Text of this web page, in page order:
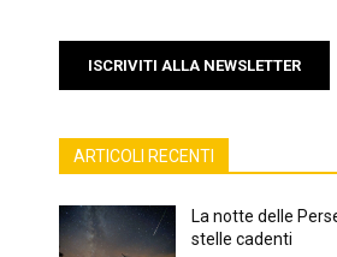
ISCRIVITI ALLA NEWSLETTER
ARTICOLI RECENTI
La notte delle
stelle cadenti